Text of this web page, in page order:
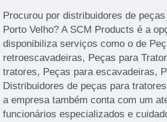
Procurou por distribuidores de
Porto Velho? A SCM Products é a
disponibiliza serviços como o de
retroescavadeiras, Peças para
tratores, Peças para escavadeiras,
Distribuidores de peças para
a empresa também conta com um
funcionários especializados e